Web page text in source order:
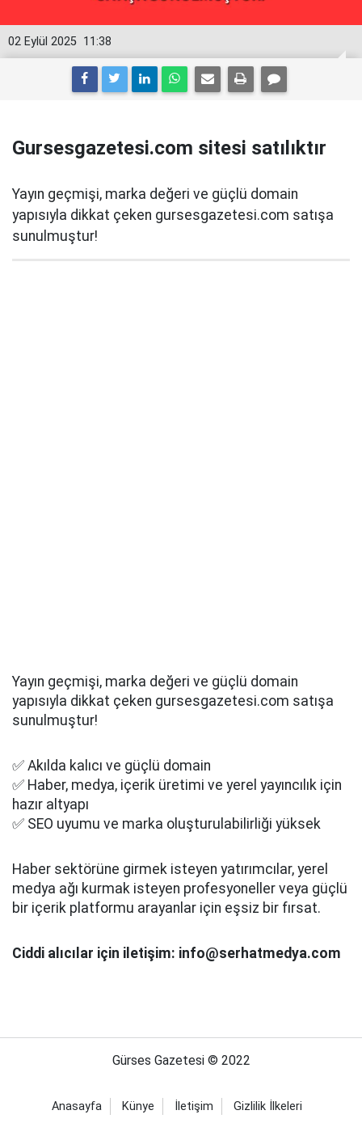
11:38
02 Eylül 2025
Gursesgazetesi.com sitesi satılıktır
Yayın geçmişi, marka değeri ve güçlü domain
yapısıyla dikkat çeken gursesgazetesi.com satışa
sunulmuştur!
Yayın geçmişi, marka değeri ve güçlü domain
yapısıyla dikkat çeken gursesgazetesi.com satışa
sunulmuştur!
✅ Akılda kalıcı ve güçlü domain
✅ Haber, medya, içerik üretimi ve yerel yayıncılık için
hazır altyapı
✅ SEO uyumu ve marka oluşturulabilirliği yüksek
Haber sektörüne girmek isteyen yatırımcılar, yerel
medya ağı kurmak isteyen profesyoneller veya güçlü
bir içerik platformu arayanlar için eşsiz bir fırsat.
Ciddi alıcılar için iletişim: info@serhatmedya.com
Gürses Gazetesi © 2022
Anasayfa Künye İletişim Gizlilik İlkeleri